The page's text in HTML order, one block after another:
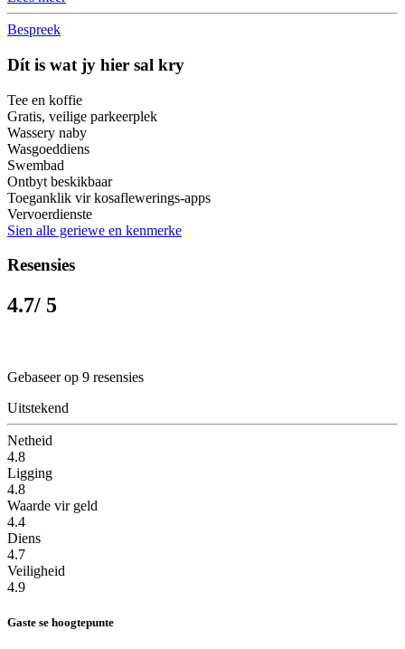
Bespreek
Dít is wat jy hier sal kry
Tee en koffie
Gratis, veilige parkeerplek
Wassery naby
Wasgoeddiens
Swembad
Ontbyt beskikbaar
Toeganklik vir kosaflewerings-apps
Vervoerdienste
Sien alle geriewe en kenmerke
Resensies
4.7/ 5
Gebaseer op 9 resensies
Uitstekend
Netheid
4.8
Ligging
4.8
Waarde vir geld
4.4
Diens
4.7
Veiligheid
4.9
Gaste se hoogtepunte